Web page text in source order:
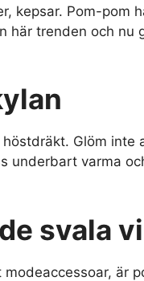
kepsar. Pom-pom
här trenden och nu
Glöm
underbart varma
svala
är